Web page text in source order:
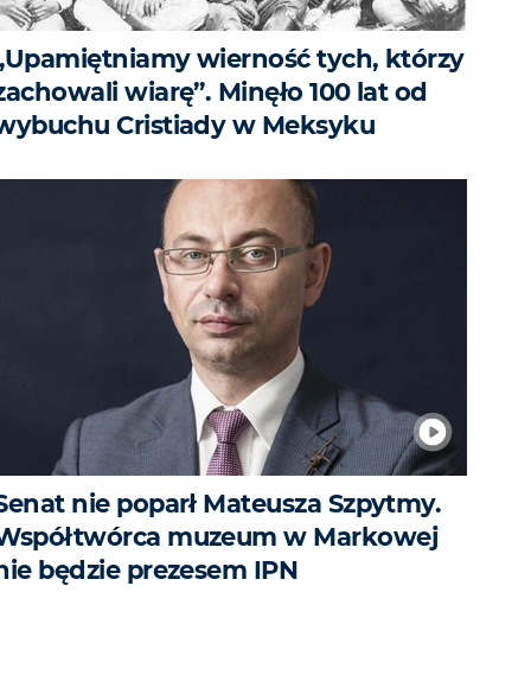
wierność tych, którzy
wiarę”. Minęło 100 lat od
Cristiady w Meksyku
nie poparł Mateusza Szpytmy.
muzeum w Markowej
będzie prezesem IPN